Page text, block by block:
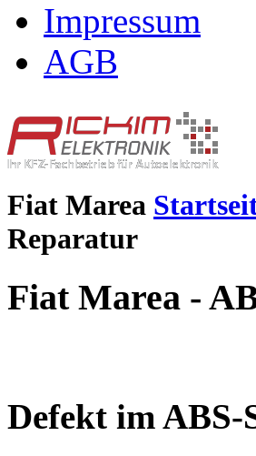
Impressum
AGB
Fiat Marea
Reparatur
Fiat Marea -
Defekt im ABS-